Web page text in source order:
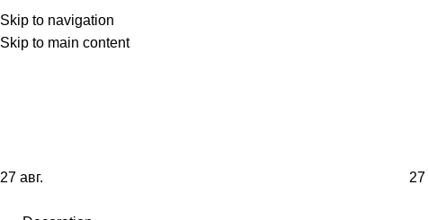
Skip to navigation
Skip to main content
За насМагазин
27 авг. 27